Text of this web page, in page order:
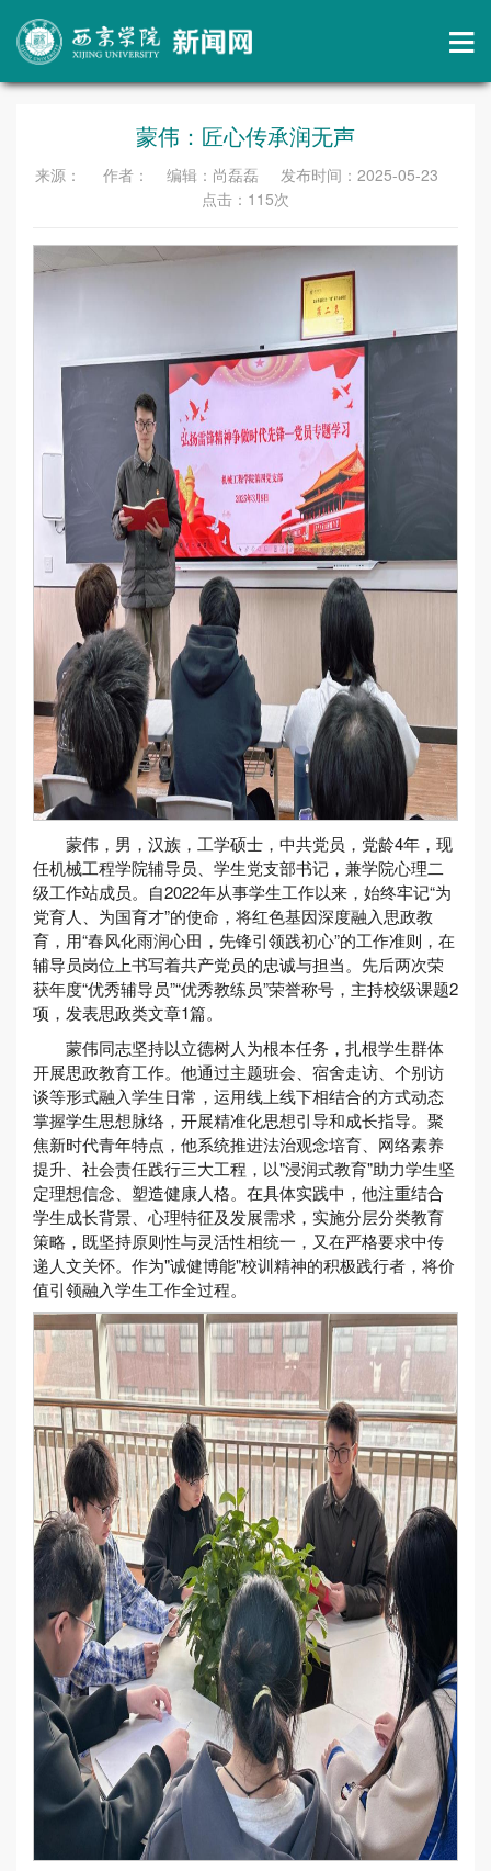
蒙伟：匠心传承润无声
来源： 作者： 编辑：尚磊磊 发布时间：2025-05-23
点击： 115次
蒙伟，男，汉族，工学硕士，中共党员，党龄4年，现
任机械工程学院辅导员、学生党支部书记，兼学院心理二
级工作站成员。自2022年从事学生工作以来，始终牢记“为
党育人、为国育才”的使命，将红色基因深度融入思政教
育，用“春风化雨润心田，先锋引领践初心”的工作准则，在
辅导员岗位上书写着共产党员的忠诚与担当。先后两次荣
获年度“优秀辅导员”“优秀教练员”荣誉称号，主持校级课题2
项，发表思政类文章1篇。
蒙伟同志坚持以立德树人为根本任务，扎根学生群体
开展思政教育工作。他通过主题班会、宿舍走访、个别访
谈等形式融入学生日常，运用线上线下相结合的方式动态
掌握学生思想脉络，开展精准化思想引导和成长指导。聚
焦新时代青年特点，他系统推进法治观念培育、网络素养
提升、社会责任践行三大工程，以"浸润式教育"助力学生坚
定理想信念、塑造健康人格。在具体实践中，他注重结合
学生成长背景、心理特征及发展需求，实施分层分类教育
策略，既坚持原则性与灵活性相统一，又在严格要求中传
递人文关怀。作为"诚健博能"校训精神的积极践行者，将价
值引领融入学生工作全过程。